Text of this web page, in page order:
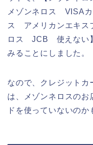
メゾンネロス VISA
ス アメリカンエキス
ロス JCB 使えない
みることにしました。
なので、クレジットカ
は、メゾンネロスのお
ドを使っていないのか